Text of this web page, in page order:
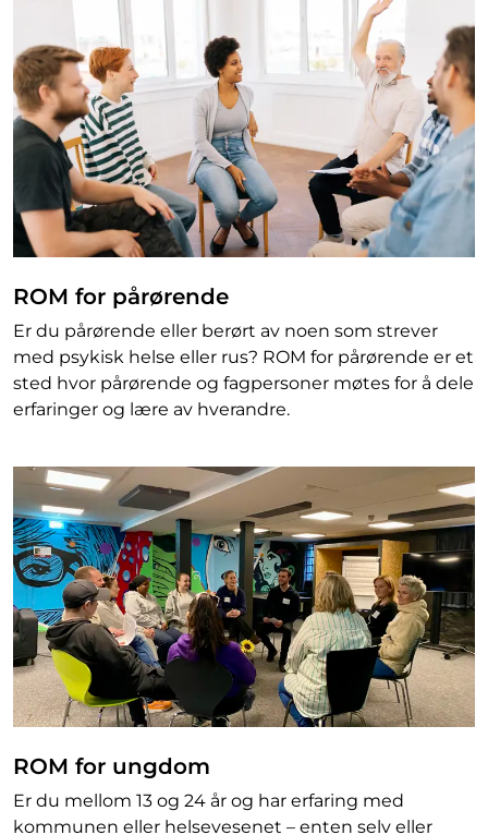
ROM for pårørende
Er du pårørende eller berørt av noen som strever
med psykisk helse eller rus? ROM for pårørende er et
sted hvor pårørende og fagpersoner møtes for å dele
erfaringer og lære av hverandre.
ROM for ungdom
Er du mellom 13 og 24 år og har erfaring med
kommunen eller helsevesenet – enten selv eller